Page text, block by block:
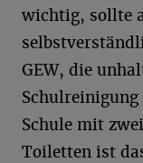
wichtig, sollte
GEW, die
Schulreinigung
Schule mit
Toiletten ist